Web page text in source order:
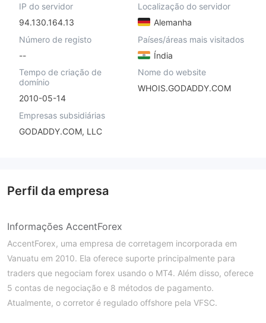
IP do servidor
94.130.164.13
Localização do servidor
Alemanha
Número de registo
--
Países/áreas mais visitados
Índia
Tempo de criação de
domínio
2010-05-14
Nome do website
WHOIS.GODADDY.COM
Empresas subsidiárias
GODADDY.COM, LLC
Perfil da empresa
Informações AccentForex
AccentForex, uma empresa de corretagem incorporada em
Vanuatu em 2010. Ela oferece suporte principalmente para
traders que negociam forex usando o MT4. Além disso, oferece
5 contas de negociação e 8 métodos de pagamento.
Atualmente, o corretor é regulado offshore pela VFSC.